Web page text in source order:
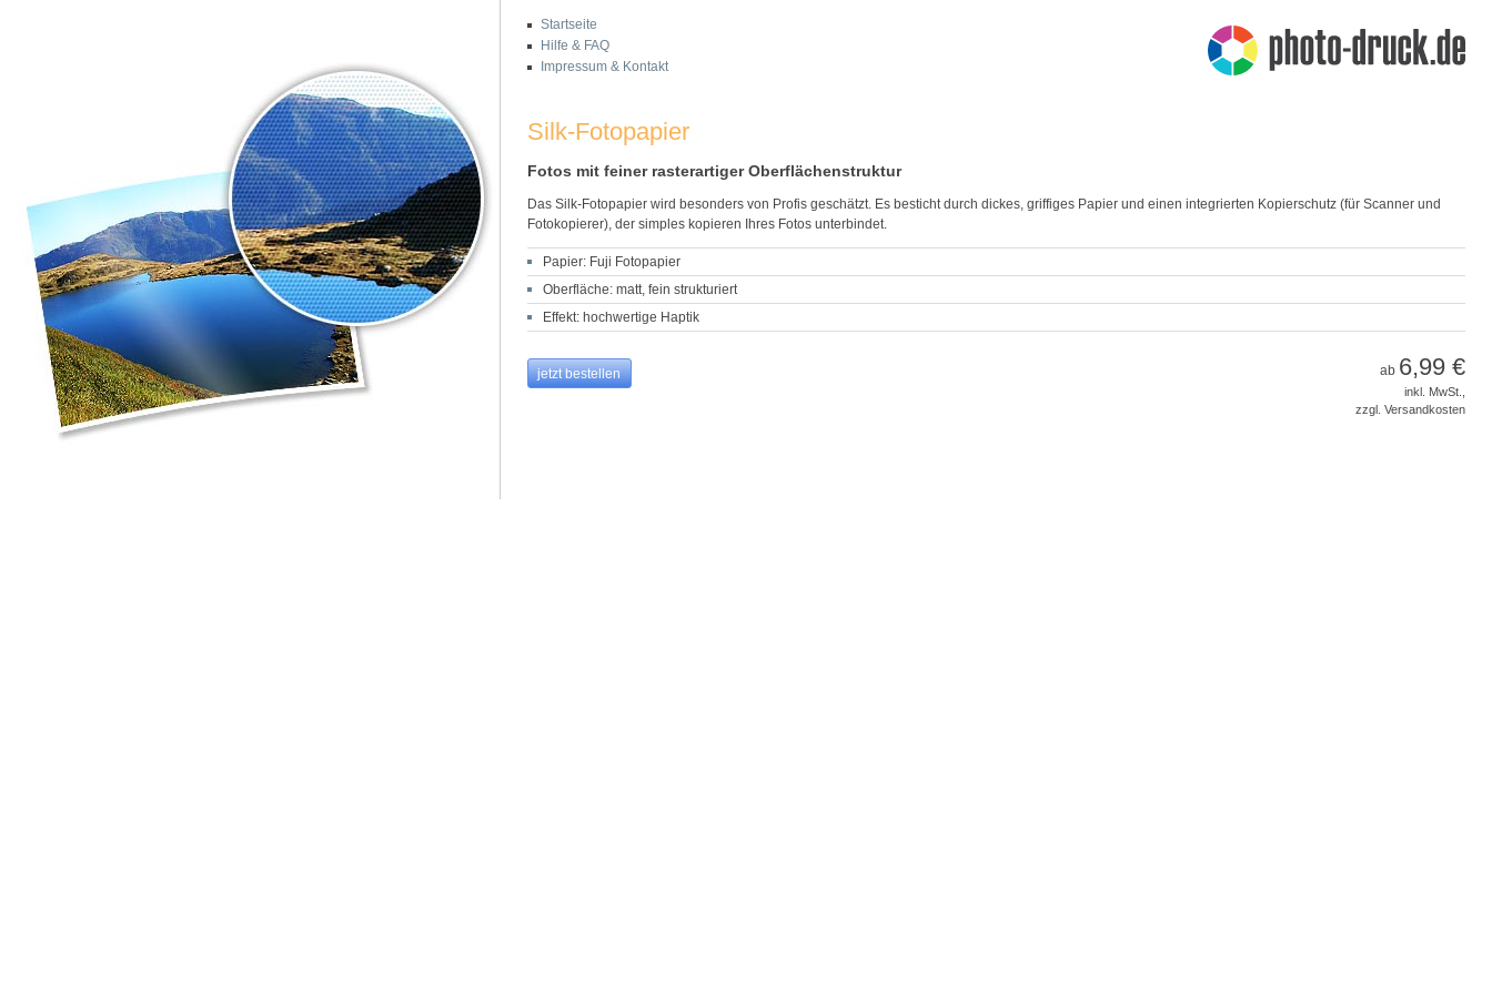
Startseite
Hilfe & FAQ
Impressum & Kontakt
Silk-Fotopapier
Fotos mit feiner rasterartiger Oberflächenstruktur
Das Silk-Fotopapier wird besonders von Profis geschätzt. Es besticht durch dickes, griffiges Papier und einen integrierten Kopierschutz (für Scanner und
Fotokopierer), der simples kopieren Ihres Fotos unterbindet.
Papier: Fuji Fotopapier
Oberfläche: matt, fein strukturiert
Effekt: hochwertige Haptik
jetzt bestellen ab 6,99 €
inkl. MwSt.,
zzgl. Versandkosten